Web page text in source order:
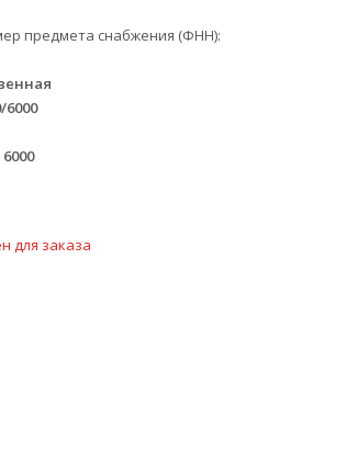
предмета снабжения (ФНН)
6000
6000
для заказа